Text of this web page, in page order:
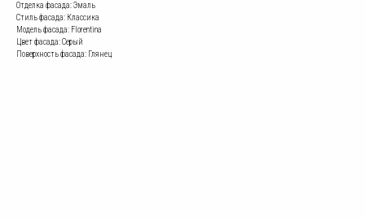
Отделка фасада: Эмаль
Стиль фасада: Классика
Модель фасада: Florentina
Цвет фасада: Серый
Поверхность фасада: Глянец